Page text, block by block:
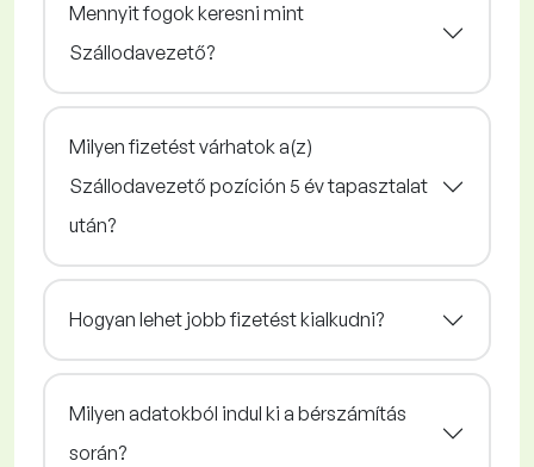
Mennyit fogok keresni mint
Szállodavezető?
Milyen fizetést várhatok a(z)
Szállodavezető pozíción 5 év tapasztalat
után?
Hogyan lehet jobb fizetést kialkudni?
Milyen adatokból indul ki a bérszámítás
során?